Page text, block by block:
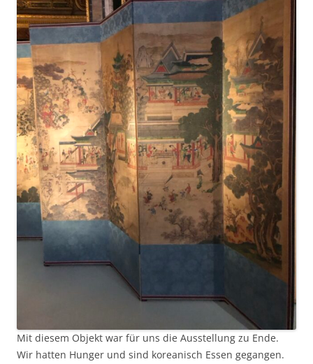
Mit diesem Objekt war für uns die Ausstellung zu Ende.
Wir hatten Hunger und sind koreanisch Essen gegangen.